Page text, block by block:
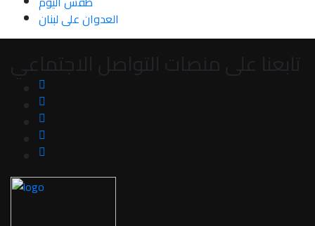
العدوان على لبنان
تابعنا على منصات التواصل الاجتماعي